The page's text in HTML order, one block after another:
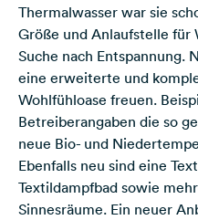
Thermalwasser war sie
Größe und Anlaufstelle für
Suche nach Entspannung.
eine erweiterte und
Wohlfühloase freuen.
Betreiberangaben die so
neue Bio- und
Ebenfalls neu sind eine
Textildampfbad sowie
Sinnesräume. Ein neuer